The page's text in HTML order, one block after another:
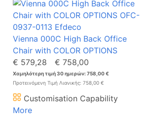
Vienna 000C High Back Office
Chair with COLOR OPTIONS
€ 579,28
€ 758,00
Χαμηλότερη τιμή 30 ημερών: 758,00 €
Προτεινόμενη Τιμή Λιανικής: 758,00 €
Customisation Capability
More